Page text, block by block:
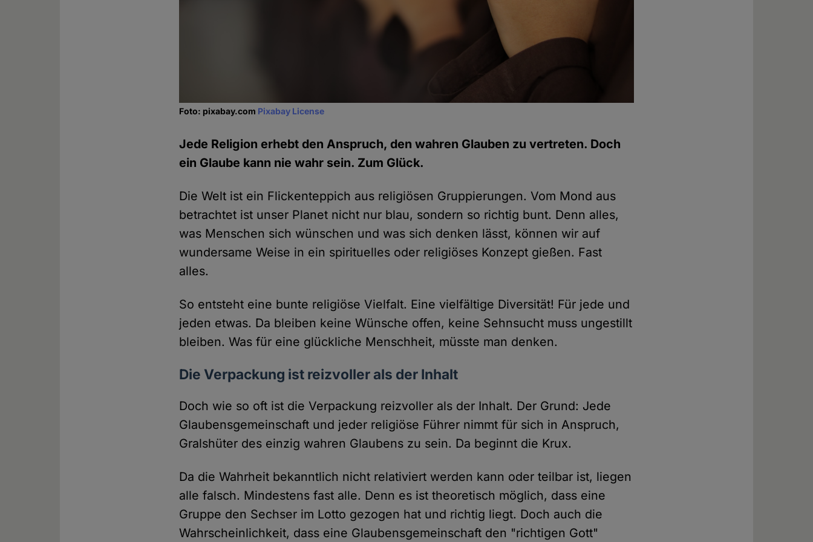
Foto: pixabay.com Pixabay License
Jede Religion erhebt den Anspruch, den wahren Glauben zu vertreten. Doch
ein Glaube kann nie wahr sein. Zum Glück.
Die Welt ist ein Flickenteppich aus religiösen Gruppierungen. Vom Mond aus
betrachtet ist unser Planet nicht nur blau, sondern so richtig bunt. Denn alles,
was Menschen sich wünschen und was sich denken lässt, können wir auf
wundersame Weise in ein spirituelles oder religiöses Konzept gießen. Fast
alles.
So entsteht eine bunte religiöse Vielfalt. Eine vielfältige Diversität! Für jede und
jeden etwas. Da bleiben keine Wünsche offen, keine Sehnsucht muss ungestillt
bleiben. Was für eine glückliche Menschheit, müsste man denken.
Die Verpackung ist reizvoller als der Inhalt
Doch wie so oft ist die Verpackung reizvoller als der Inhalt. Der Grund: Jede
Glaubensgemeinschaft und jeder religiöse Führer nimmt für sich in Anspruch,
Gralshüter des einzig wahren Glaubens zu sein. Da beginnt die Krux.
Da die Wahrheit bekanntlich nicht relativiert werden kann oder teilbar ist, liegen
alle falsch. Mindestens fast alle. Denn es ist theoretisch möglich, dass eine
Gruppe den Sechser im Lotto gezogen hat und richtig liegt. Doch auch die
Wahrscheinlichkeit, dass eine Glaubensgemeinschaft den "richtigen Gott"